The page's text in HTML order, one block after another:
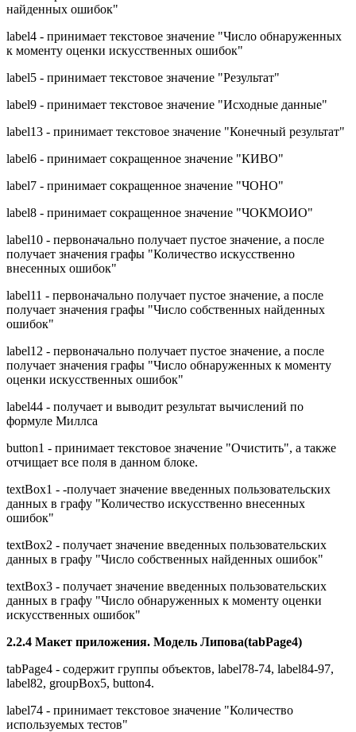
найденных ошибок"
label4 - принимает текстовое значение "Число обнаруженных
к моменту оценки искусственных ошибок"
label5 - принимает текстовое значение "Результат"
label9 - принимает текстовое значение "Исходные данные"
label13 - принимает текстовое значение "Конечный результат"
label6 - принимает сокращенное значение "КИВО"
label7 - принимает сокращенное значение "ЧОНО"
label8 - принимает сокращенное значение "ЧОКМОИО"
label10 - первоначально получает пустое значение, а после
получает значения графы "Количество искусственно
внесенных ошибок"
label11 - первоначально получает пустое значение, а после
получает значения графы "Число собственных найденных
ошибок"
label12 - первоначально получает пустое значение, а после
получает значения графы "Число обнаруженных к моменту
оценки искусственных ошибок"
label44 - получает и выводит результат вычислений по
формуле Миллса
button1 - принимает текстовое значение "Очистить", а также
отчищает все поля в данном блоке.
textBox1 - -получает значение введенных пользовательских
данных в графу "Количество искусственно внесенных
ошибок"
textBox2 - получает значение введенных пользовательских
данных в графу "Число собственных найденных ошибок"
textBox3 - получает значение введенных пользовательских
данных в графу "Число обнаруженных к моменту оценки
искусственных ошибок"
2.2.4 Макет приложения. Модель Липова(tabPage4)
tabPage4 - содержит группы объектов, label78-74, label84-97,
label82, groupBox5, button4.
label74 - принимает текстовое значение "Количество
используемых тестов"